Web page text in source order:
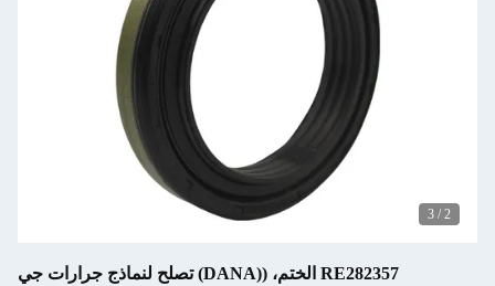
2
/
3
RE282357 الختم، ((DANA) تصلح لنماذج جرارات جي